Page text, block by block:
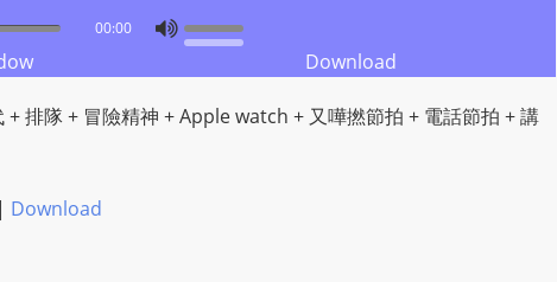
00:00
Download
+ 排隊 + 冒險精神 + Apple watch + 又嘩撚節拍 + 電話節拍 + 講
Download